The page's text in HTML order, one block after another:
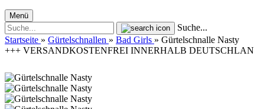
Menü
Suche...
Startseite » Gürtelschnallen » Bad Girls » Gürtelschnalle Nasty
+++ VERSANDKOSTENFREI INNERHALB